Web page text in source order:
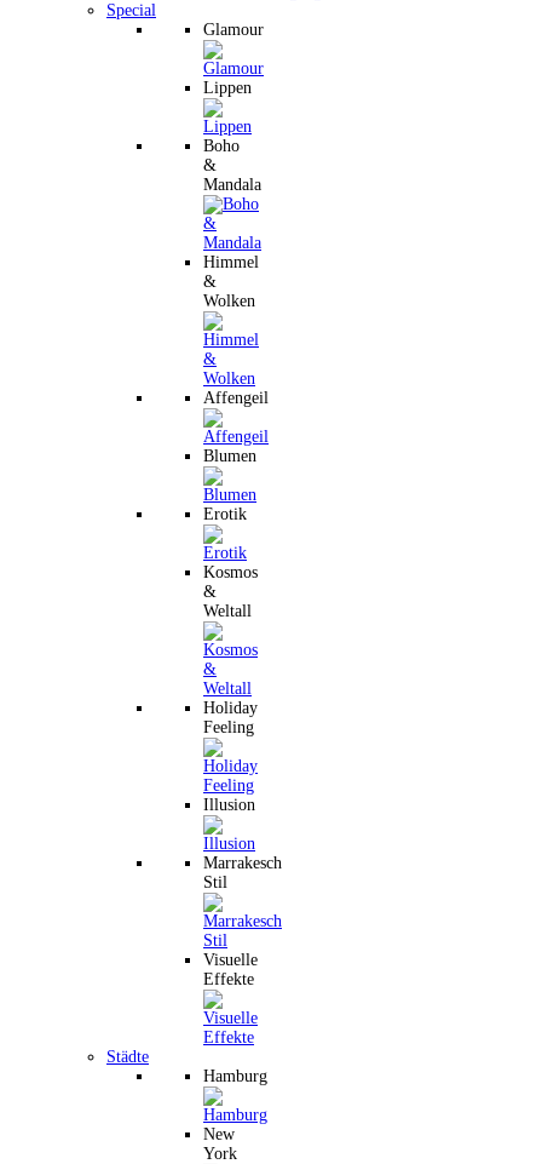
Special
Glamour
Lippen
Boho
&
Mandala
Himmel
&
Wolken
Affengeil
Blumen
Erotik
Kosmos
&
Weltall
Holiday
Feeling
Illusion
Marrakesch
Stil
Visuelle
Effekte
Städte
Hamburg
New
York